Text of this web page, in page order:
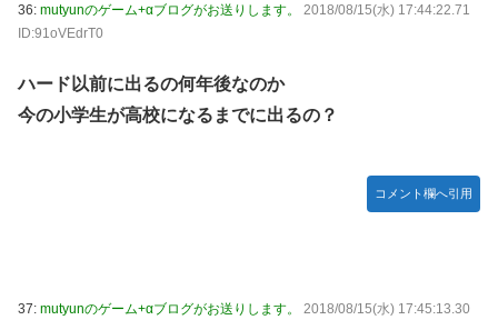
36: mutyunのゲーム+αブログがお送りします。
2018/08/15(水) 17:44:22.71
ID:91oVEdrT0
ハード以前に出るの何年後なのか
今の小学生が高校になるまでに出るの？
コメント欄へ引用
37: mutyunのゲーム+αブログがお送りします。
2018/08/15(水) 17:45:13.30